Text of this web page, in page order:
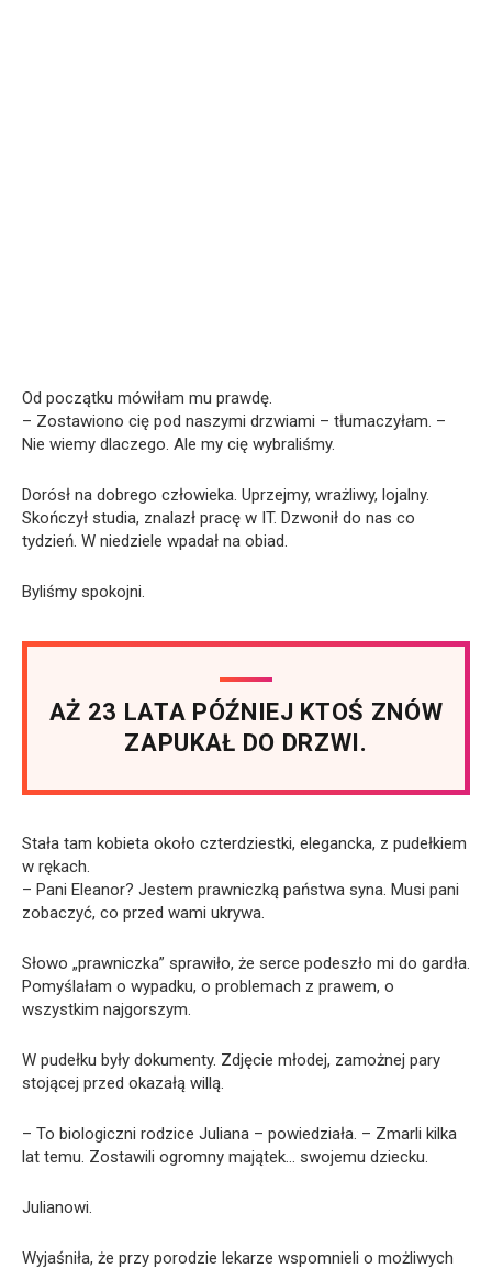
Od początku mówiłam mu prawdę.
– Zostawiono cię pod naszymi drzwiami – tłumaczyłam. –
Nie wiemy dlaczego. Ale my cię wybraliśmy.
Dorósł na dobrego człowieka. Uprzejmy, wrażliwy, lojalny.
Skończył studia, znalazł pracę w IT. Dzwonił do nas co
tydzień. W niedziele wpadał na obiad.
Byliśmy spokojni.
AŻ 23 LATA PÓŹNIEJ KTOŚ ZNÓW
ZAPUKAŁ DO DRZWI.
Stała tam kobieta około czterdziestki, elegancka, z pudełkiem
w rękach.
– Pani Eleanor? Jestem prawniczką państwa syna. Musi pani
zobaczyć, co przed wami ukrywa.
Słowo „prawniczka” sprawiło, że serce podeszło mi do gardła.
Pomyślałam o wypadku, o problemach z prawem, o
wszystkim najgorszym.
W pudełku były dokumenty. Zdjęcie młodej, zamożnej pary
stojącej przed okazałą willą.
– To biologiczni rodzice Juliana – powiedziała. – Zmarli kilka
lat temu. Zostawili ogromny majątek… swojemu dziecku.
Julianowi.
Wyjaśniła, że przy porodzie lekarze wspomnieli o możliwych